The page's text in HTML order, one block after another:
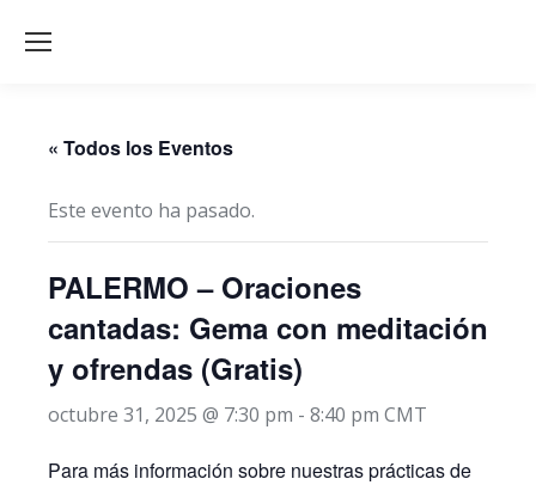
« Todos los Eventos
Este evento ha pasado.
PALERMO – Oraciones
cantadas: Gema con meditación
y ofrendas (Gratis)
octubre 31, 2025 @ 7:30 pm - 8:40 pm CMT
Para más información sobre nuestras prácticas de